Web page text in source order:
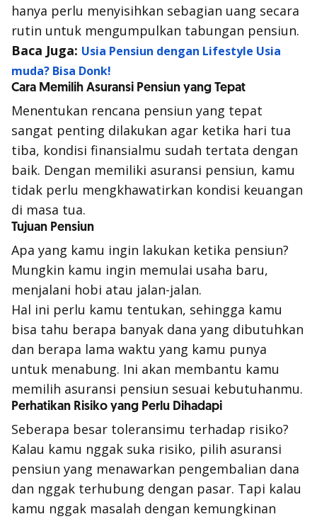
hanya perlu menyisihkan sebagian uang secara
rutin untuk mengumpulkan tabungan pensiun.
Baca Juga: Usia Pensiun dengan Lifestyle Usia
muda? Bisa Donk!
Cara Memilih Asuransi Pensiun yang Tepat
Menentukan rencana pensiun yang tepat
sangat penting dilakukan agar ketika hari tua
tiba, kondisi finansialmu sudah tertata dengan
baik. Dengan memiliki asuransi pensiun, kamu
tidak perlu mengkhawatirkan kondisi keuangan
di masa tua.
Tujuan Pensiun
Apa yang kamu ingin lakukan ketika pensiun?
Mungkin kamu ingin memulai usaha baru,
menjalani hobi atau jalan-jalan.
Hal ini perlu kamu tentukan, sehingga kamu
bisa tahu berapa banyak dana yang dibutuhkan
dan berapa lama waktu yang kamu punya
untuk menabung. Ini akan membantu kamu
memilih asuransi pensiun sesuai kebutuhanmu.
Perhatikan Risiko yang Perlu Dihadapi
Seberapa besar toleransimu terhadap risiko?
Kalau kamu nggak suka risiko, pilih asuransi
pensiun yang menawarkan pengembalian dana
dan nggak terhubung dengan pasar. Tapi kalau
kamu nggak masalah dengan kemungkinan